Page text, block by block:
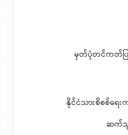
မှတ်ပုံတင်ကတ်ပြ
နိုင်ငံသားစိစစ်ရေ
ဆက်သွ